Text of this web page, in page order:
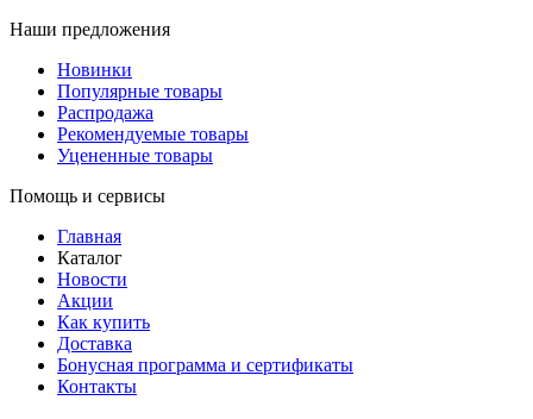
Наши предложения
Новинки
Популярные товары
Распродажа
Рекомендуемые товары
Уцененные товары
Помощь и сервисы
Главная
Каталог
Новости
Акции
Как купить
Доставка
Бонусная программа и сертификаты
Контакты